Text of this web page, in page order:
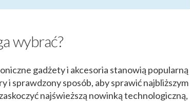
wybrać?
gadżety i akcesoria stanowią popularną
i sprawdzony sposób, aby sprawić najbliższym
najświeższą nowinką technologiczną,